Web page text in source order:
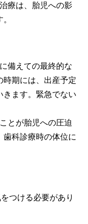
療は、胎児への影
備えての最終的な
時期には、出産予定
きます。緊急でない
とが胎児への圧迫
歯科診療時の体位に
つける必要があり